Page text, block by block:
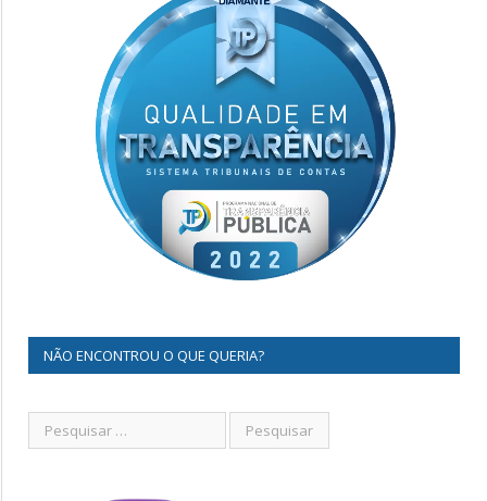
NÃO ENCONTROU O QUE QUERIA?